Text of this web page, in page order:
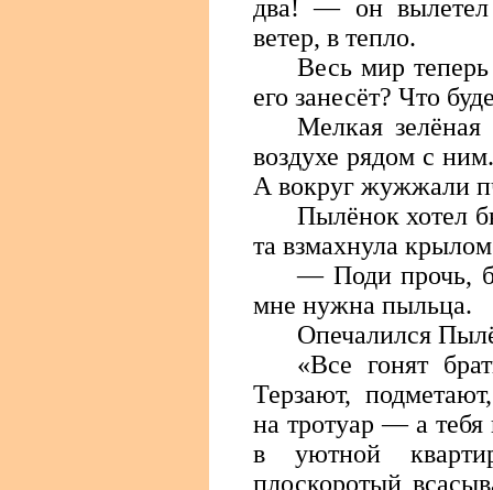
два! — он
ветер, в тепло.
Весь мир
его занесёт? Что
Мелкая
воздухе рядом с
А вокруг жужжали
Пылёнок хотел
та взмахнула
— Поди прочь,
мне нужна пыльца.
Опечалился
«Все гонят
Терзают,
на тротуар — а тебя
в уютной
плоскоротый